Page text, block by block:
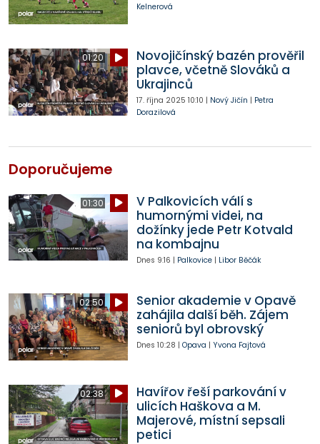
Kelnerová
01:20
Novojičínský bazén prověřil
plavce, včetně Slováků a
Ukrajinců
17. října 2025 10:10 | Nový Jičín | Petra
Dorazilová
Doporučujeme
01:30
V Palkovicích válí s
humornými videi, na
dožínky jede Petr Kotvald
na kombajnu
Dnes 9:16 | Palkovice| Libor Běčák
02:50
Senior akademie v Opavě
zahájila další běh. Zájem
seniorů byl obrovský
Dnes 10:28 | Opava | Yvona Fajtová
02:38
Havířov řeší parkování v
ulicích Haškova a M.
Majerové, místní sepsali
petici